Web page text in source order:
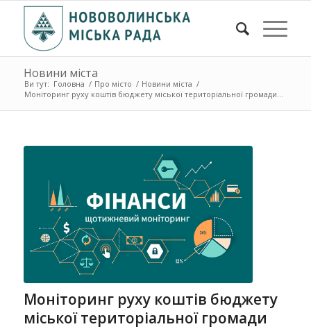
Новини міста
Ви тут: Головна / Про місто / Новини міста /
Моніторинг руху коштів бюджету міської територіальної громади...
Моніторинг руху коштів бюджету
міської територіальної громади